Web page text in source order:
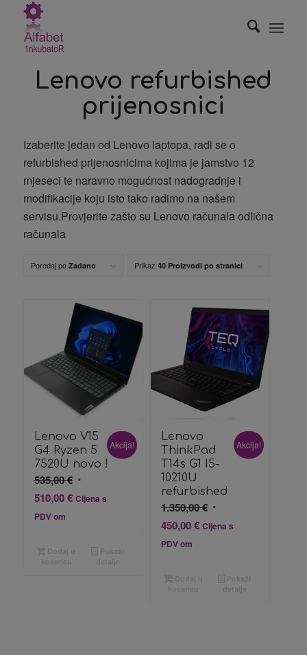
Lenovo refurbished
prijenosnici
Izaberite jedan od Lenovo laptopa, radi se o
refurbished prijenosnicima kojima je jamstvo 12
mjeseci te naravno mogućnost nadogradnje i
modifikacije koju isto tako radimo na našem
servisu.Provjerite zašto su Lenovo računala odlična
računala
Poredaj po Zadano Prikaz 40 Proizvodi po stranici
Lenovo V15
G4 Ryzen 5
7520U novo !
535,00€ Izvorna
cijena
510,00€Trenutna
Cijena s
PDV om
Akcija!
Lenovo
ThinkPad
T14s G1 I5-
10210U
refurbished
1.350,00€ Izvorna
cijena
450,00€Trenutna
Cijena s
PDV om
Akcija!